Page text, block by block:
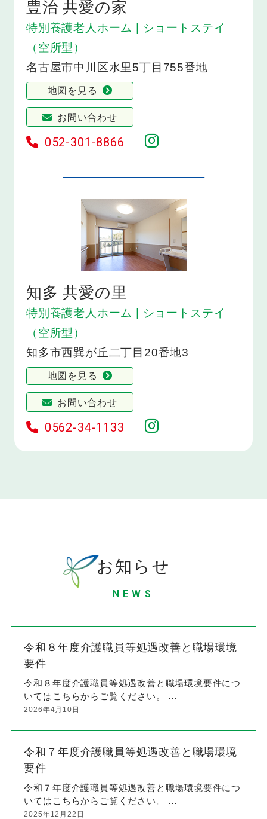
豊治 共愛の家
特別養護老人ホーム | ショートステイ
（空所型）
名古屋市中川区水里5丁目755番地
地図を見る
お問い合わせ
052-301-8866
知多 共愛の里
特別養護老人ホーム | ショートステイ
（空所型）
知多市西巽が丘二丁目20番地3
地図を見る
お問い合わせ
0562-34-1133
お知らせ
NEWS
令和８年度介護職員等処遇改善と職場環境
要件
令和８年度介護職員等処遇改善と職場環境要件につ
いてはこちらからご覧ください。 …
2026年4月10日
令和７年度介護職員等処遇改善と職場環境
要件
令和７年度介護職員等処遇改善と職場環境要件につ
いてはこちらからご覧ください。 …
2025年12月22日